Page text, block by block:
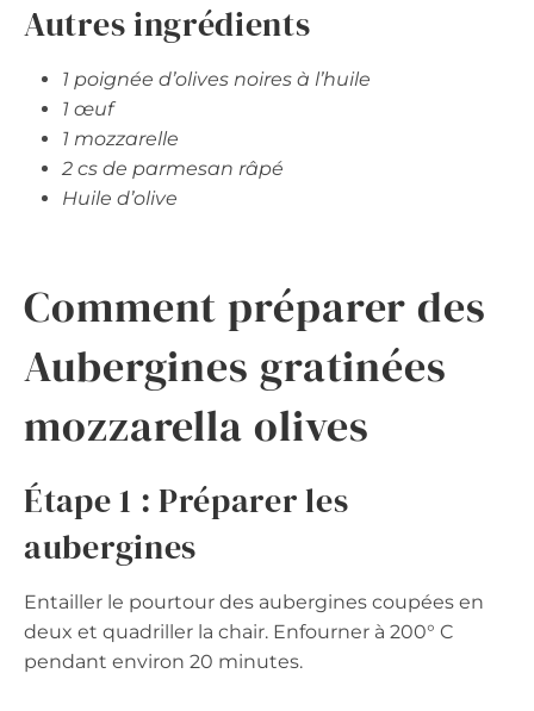
Autres ingrédients
1 poignée d’olives noires à l’huile
1 œuf
1 mozzarelle
2 cs de parmesan râpé
Huile d’olive
Comment préparer des
Aubergines gratinées
mozzarella olives
Étape 1 : Préparer les
aubergines
Entailler le pourtour des aubergines coupées en
deux et quadriller la chair. Enfourner à 200° C
pendant environ 20 minutes.